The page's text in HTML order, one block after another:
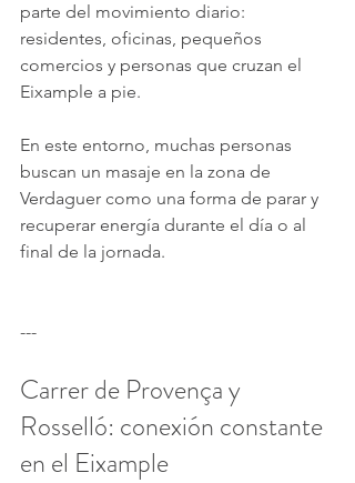
parte del movimiento diario:
residentes, oficinas, pequeños
comercios y personas que cruzan el
Eixample a pie.
En este entorno, muchas personas
buscan un masaje en la zona de
Verdaguer como una forma de parar y
recuperar energía durante el día o al
final de la jornada.
---
Carrer de Provença y
Rosselló: conexión constante
en el Eixample